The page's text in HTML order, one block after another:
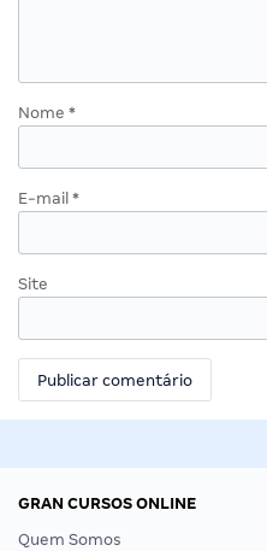
Nome *
E-mail *
Site
GRAN CURSOS ONLINE
Quem Somos